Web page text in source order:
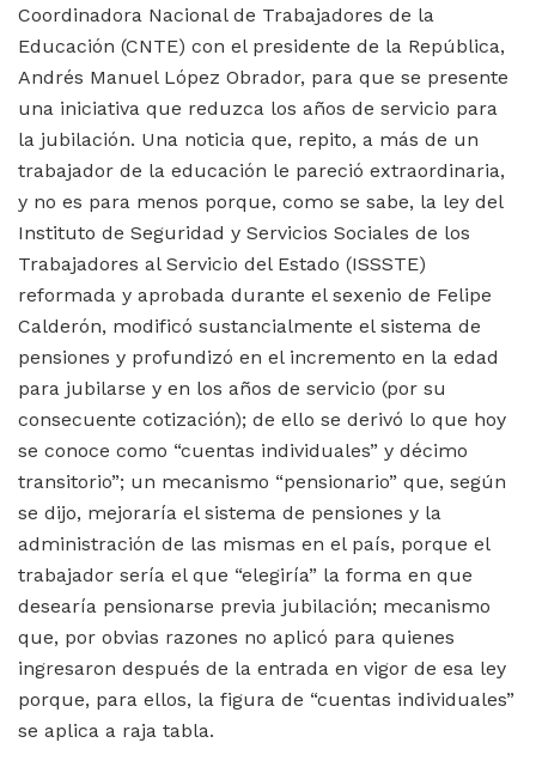
Coordinadora Nacional de Trabajadores de la
Educación (CNTE) con el presidente de la República,
Andrés Manuel López Obrador, para que se presente
una iniciativa que reduzca los años de servicio para
la jubilación. Una noticia que, repito, a más de un
trabajador de la educación le pareció extraordinaria,
y no es para menos porque, como se sabe, la ley del
Instituto de Seguridad y Servicios Sociales de los
Trabajadores al Servicio del Estado (ISSSTE)
reformada y aprobada durante el sexenio de Felipe
Calderón, modificó sustancialmente el sistema de
pensiones y profundizó en el incremento en la edad
para jubilarse y en los años de servicio (por su
consecuente cotización); de ello se derivó lo que hoy
se conoce como “cuentas individuales” y décimo
transitorio”; un mecanismo “pensionario” que, según
se dijo, mejoraría el sistema de pensiones y la
administración de las mismas en el país, porque el
trabajador sería el que “elegiría” la forma en que
desearía pensionarse previa jubilación; mecanismo
que, por obvias razones no aplicó para quienes
ingresaron después de la entrada en vigor de esa ley
porque, para ellos, la figura de “cuentas individuales”
se aplica a raja tabla.